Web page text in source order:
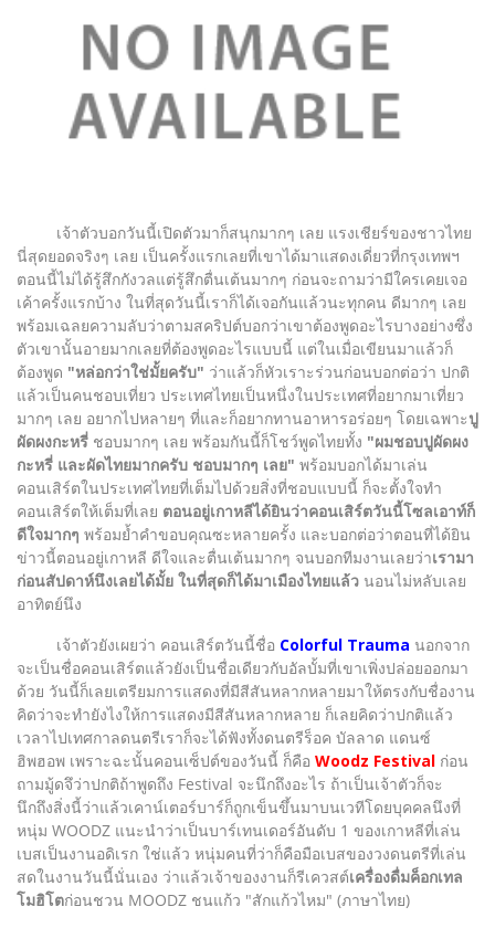
เจ้าตัวบอกวันนี้เปิดตัวมาก็สนุกมากๆ เลย แรงเชียร์ของชาวไทย
นี่สุดยอดจริงๆ เลย เป็นครั้งแรกเลยที่เขาได้มาแสดงเดี่ยวที่กรุงเทพฯ
ตอนนี้ไม่ได้รู้สึกกังวลแต่รู้สึกตื่นเต้นมากๆ ก่อนจะถามว่ามีใครเคยเจอ
เค้าครั้งแรกบ้าง ในที่สุดวันนี้เราก็ได้เจอกันแล้วนะทุกคน ดีมากๆ เลย
พร้อมเฉลยความลับว่าตามสคริปต์บอกว่าเขาต้องพูดอะไรบางอย่างซึ่ง
ตัวเขานั้นอายมากเลยที่ต้องพูดอะไรแบบนี้ แต่ในเมื่อเขียนมาแล้วก็
ต้องพูด "หล่อกว่าใช่มั้ยครับ" ว่าแล้วก็หัวเราะร่วนก่อนบอกต่อว่า ปกติ
แล้วเป็นคนชอบเที่ยว ประเทศไทยเป็นหนึ่งในประเทศที่อยากมาเที่ยว
มากๆ เลย อยากไปหลายๆ ที่และก็อยากทานอาหารอร่อยๆ โดยเฉพาะปู
ผัดผงกะหรี่ ชอบมากๆ เลย พร้อมกันนี้ก็โชว์พูดไทยทั้ง "ผมชอบปูผัดผง
กะหรี่ และผัดไทยมากครับ ชอบมากๆ เลย" พร้อมบอกได้มาเล่น
คอนเสิร์ตในประเทศไทยที่เต็มไปด้วยสิ่งที่ชอบแบบนี้ ก็จะตั้งใจทำ
คอนเสิร์ตให้เต็มที่เลย ตอนอยู่เกาหลีได้ยินว่าคอนเสิร์ตวันนี้โซลเอาท์ก็
ดีใจมากๆ พร้อมย้ำคำขอบคุณซะหลายครั้ง และบอกต่อว่าตอนที่ได้ยิน
ข่าวนี้ตอนอยู่เกาหลี ดีใจและตื่นเต้นมากๆ จนบอกทีมงานเลยว่าเรามา
ก่อนสัปดาห์นึงเลยได้มั้ย ในที่สุดก็ได้มาเมืองไทยแล้ว นอนไม่หลับเลย
อาทิตย์นึง
เจ้าตัวยังเผยว่า คอนเสิร์ตวันนี้ชื่อ Colorful Trauma นอกจาก
จะเป็นชื่อคอนเสิร์ตแล้วยังเป็นชื่อเดียวกับอัลบั้มที่เขาเพิ่งปล่อยออกมา
ด้วย วันนี้ก็เลยเตรียมการแสดงที่มีสีสันหลากหลายมาให้ตรงกับชื่องาน
คิดว่าจะทำยังไงให้การแสดงมีสีสันหลากหลาย ก็เลยคิดว่าปกติแล้ว
เวลาไปเทศกาลดนตรีเราก็จะได้ฟังทั้งดนตรีร็อค บัลลาด แดนซ์
ฮิพฮอพ เพราะฉะนั้นคอนเซ็ปต์ของวันนี้ ก็คือ Woodz Festival ก่อน
ถามมู้ดจึว่าปกติถ้าพูดถึง Festival จะนึกถึงอะไร ถ้าเป็นเจ้าตัวก็จะ
นึกถึงสิ่งนี้ว่าแล้วเคาน์เตอร์บาร์ก็ถูกเข็นขึ้นมาบนเวทีโดยบุคคลนึงที่
หนุ่ม WOODZ แนะนำว่าเป็นบาร์เทนเดอร์อันดับ 1 ของเกาหลีที่เล่น
เบสเป็นงานอดิเรก ใช่แล้ว หนุ่มคนที่ว่าก็คือมือเบสของวงดนตรีที่เล่น
สดในงานวันนี้นั่นเอง ว่าแล้วเจ้าของงานก็รีเควสต์เครื่องดื่มค็อกเทล
โมฮิโตก่อนชวน MOODZ ชนแก้ว "สักแก้วไหม" (ภาษาไทย)